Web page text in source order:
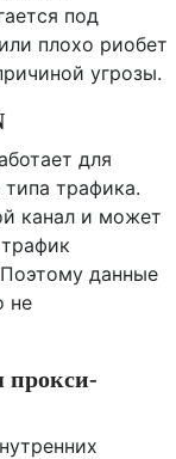
под
плохо риобет
угрозы.
для
типа трафика.
канал и может
данные
не
прокси-